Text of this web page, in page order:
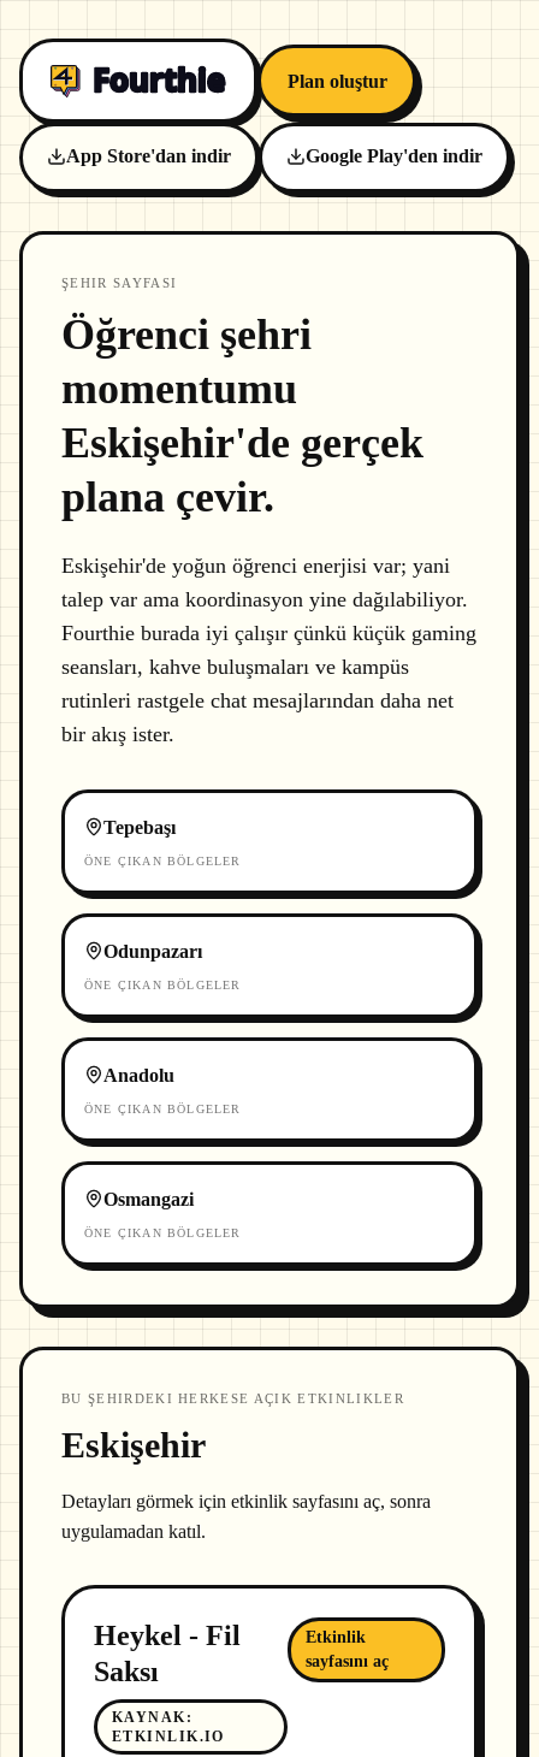
Plan oluştur
App Store'dan indir Google Play'den indir
ŞEHIR SAYFASI
Öğrenci şehri
momentumu
Eskişehir'de gerçek
plana çevir.
Eskişehir'de yoğun öğrenci enerjisi var; yani
talep var ama koordinasyon yine dağılabiliyor.
Fourthie burada iyi çalışır çünkü küçük gaming
seansları, kahve buluşmaları ve kampüs
rutinleri rastgele chat mesajlarından daha net
bir akış ister.
Tepebaşı
ÖNE ÇIKAN BÖLGELER
Odunpazarı
ÖNE ÇIKAN BÖLGELER
Anadolu
ÖNE ÇIKAN BÖLGELER
Osmangazi
ÖNE ÇIKAN BÖLGELER
BU ŞEHIRDEKI HERKESE AÇIK ETKINLIKLER
Eskişehir
Detayları görmek için etkinlik sayfasını aç, sonra
uygulamadan katıl.
Heykel - Fil
Saksı
KAYNAK :
ETKINLIK.IO
Etkinlik
sayfasını aç